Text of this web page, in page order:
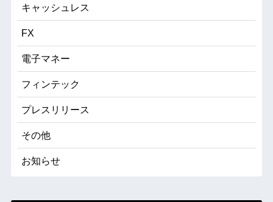
キャッシュレス
FX
電子マネー
フィンテック
プレスリリース
その他
お知らせ